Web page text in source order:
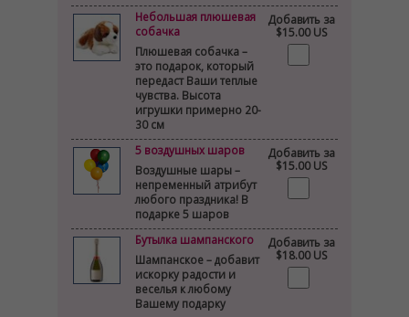
Добавить за
$15.00 US
Небольшая плюшевая
собачка
Плюшевая собачка –
это подарок, который
передаст Ваши теплые
чувства. Высота
игрушки примерно 20-
30 см
Добавить за
$15.00 US
5 воздушных шаров
Воздушные шары –
непременный атрибут
любого праздника! В
подарке 5 шаров
Добавить за
$18.00 US
Бутылка шампанского
Шампанское – добавит
искорку радости и
веселья к любому
Вашему подарку